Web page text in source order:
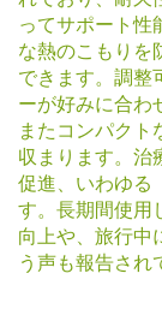
ってサポート性
な熱のこもりを
できます。調整
ーが好みに合わ
またコンパクト
収まります。治
促進、いわゆる
す。長期間使用
向上や、旅行中
う声も報告され